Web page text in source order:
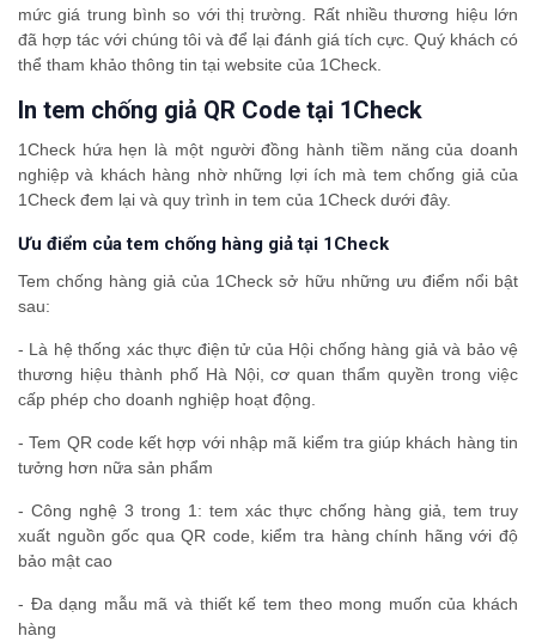
mức giá trung bình so với thị trường. Rất nhiều thương hiệu lớn
đã hợp tác với chúng tôi và để lại đánh giá tích cực. Quý khách có
thể tham khảo thông tin tại website của 1Check.
In tem chống giả QR Code tại 1Check
1Check hứa hẹn là một người đồng hành tiềm năng của doanh
nghiệp và khách hàng nhờ những lợi ích mà tem chống giả của
1Check đem lại và quy trình in tem của 1Check dưới đây.
Ưu điểm của tem chống hàng giả tại 1Check
Tem chống hàng giả của 1Check sở hữu những ưu điểm nổi bật
sau:
- Là hệ thống xác thực điện tử của Hội chống hàng giả và bảo vệ
thương hiệu thành phố Hà Nội, cơ quan thẩm quyền trong việc
cấp phép cho doanh nghiệp hoạt động.
- Tem QR code kết hợp với nhập mã kiểm tra giúp khách hàng tin
tưởng hơn nữa sản phẩm
- Công nghệ 3 trong 1: tem xác thực chống hàng giả, tem truy
xuất nguồn gốc qua QR code, kiểm tra hàng chính hãng với độ
bảo mật cao
- Đa dạng mẫu mã và thiết kế tem theo mong muốn của khách
hàng